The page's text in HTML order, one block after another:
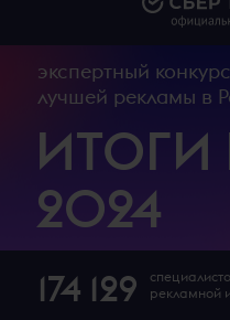
экспертный конкурс
лучшей рекламы в
ИТОГИ
2024
174 129
рекламной